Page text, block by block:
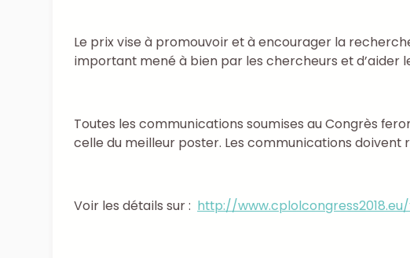
Le prix vise à promouvoir et à encourager la
important mené à bien par les chercheurs et d’aider
Toutes les communications soumises au Congrès
celle du meilleur poster. Les communications
Voir les détails sur : http://